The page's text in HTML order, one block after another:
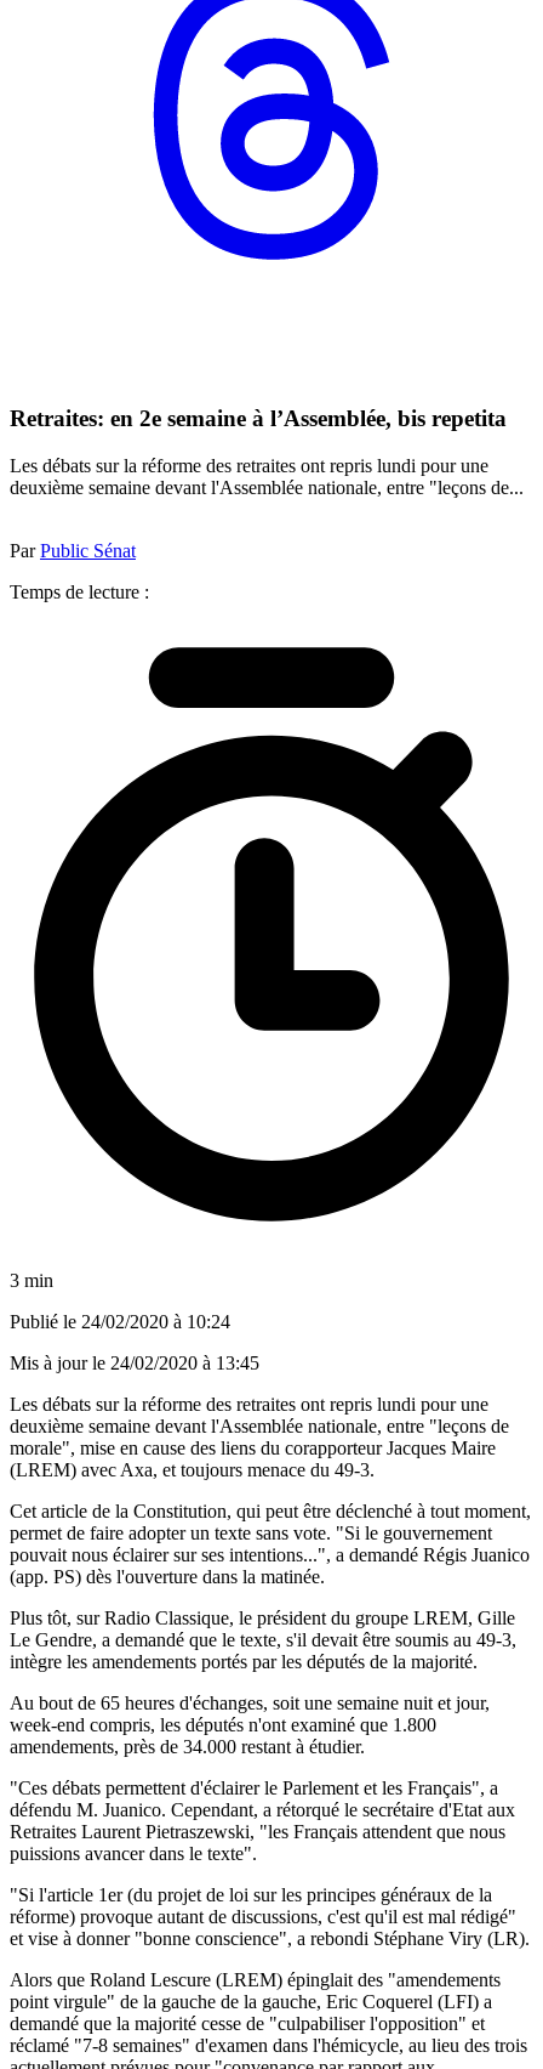
Retraites: en 2e semaine à l’Assemblée, bis repetita
Les débats sur la réforme des retraites ont repris lundi pour une
deuxième semaine devant l'Assemblée nationale, entre "leçons de...
ParPublic Sénat
Temps de lecture :
3 min
Publié le 24/02/2020 à 10:24
Mis à jour le 24/02/2020 à 13:45
Les débats sur la réforme des retraites ont repris lundi pour une
deuxième semaine devant l'Assemblée nationale, entre "leçons de
morale", mise en cause des liens du corapporteur Jacques Maire
(LREM) avec Axa, et toujours menace du 49-3.
Cet article de la Constitution, qui peut être déclenché à tout moment,
permet de faire adopter un texte sans vote. "Si le gouvernement
pouvait nous éclairer sur ses intentions...", a demandé Régis Juanico
(app. PS) dès l'ouverture dans la matinée.
Plus tôt, sur Radio Classique, le président du groupe LREM, Gille
Le Gendre, a demandé que le texte, s'il devait être soumis au 49-3,
intègre les amendements portés par les députés de la majorité.
Au bout de 65 heures d'échanges, soit une semaine nuit et jour,
week-end compris, les députés n'ont examiné que 1.800
amendements, près de 34.000 restant à étudier.
"Ces débats permettent d'éclairer le Parlement et les Français", a
défendu M. Juanico. Cependant, a rétorqué le secrétaire d'Etat aux
Retraites Laurent Pietraszewski, "les Français attendent que nous
puissions avancer dans le texte".
"Si l'article 1er (du projet de loi sur les principes généraux de la
réforme) provoque autant de discussions, c'est qu'il est mal rédigé"
et vise à donner "bonne conscience", a rebondi Stéphane Viry (LR).
Alors que Roland Lescure (LREM) épinglait des "amendements
point virgule" de la gauche de la gauche, Eric Coquerel (LFI) a
demandé que la majorité cesse de "culpabiliser l'opposition" et
réclamé "7-8 semaines" d'examen dans l'hémicycle, au lieu des trois